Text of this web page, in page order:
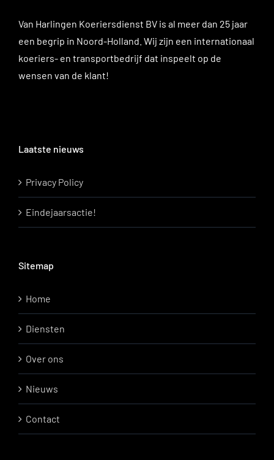
Van Harlingen Koeriersdienst BV is al meer dan 25 jaar
een begrip in Noord-Holland. Wij zijn een internationaal
koeriers- en transportbedrijf dat inspeelt op de
wensen van de klant!
Laatste nieuws
Privacy Policy
Eindejaarsactie!
Sitemap
Home
Diensten
Over ons
Nieuws
Contact